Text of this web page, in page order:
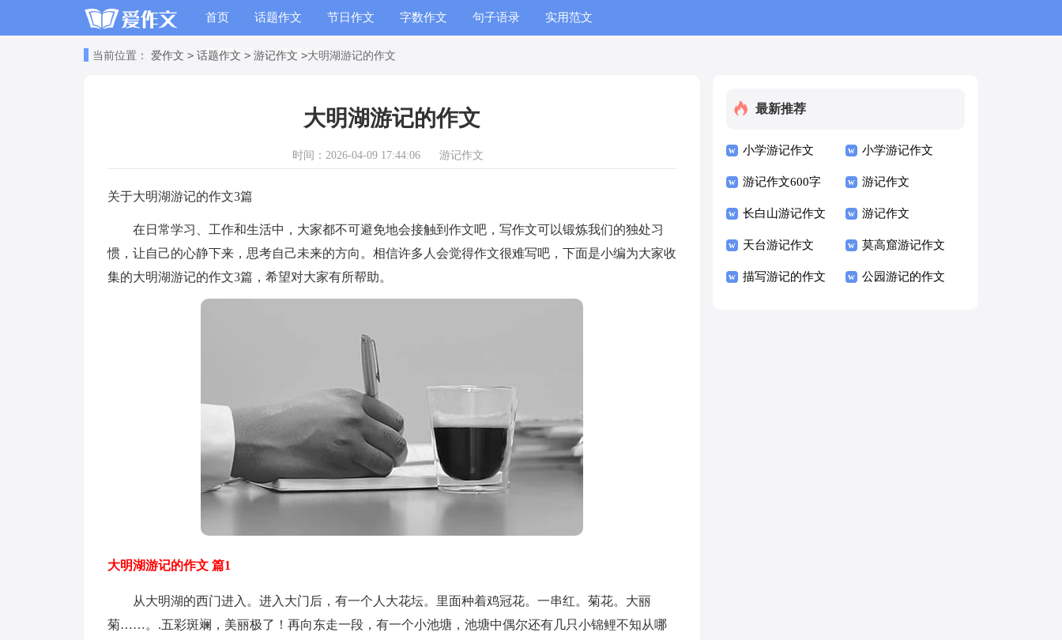
首页 话题作文 节日作文 字数作文 句子语录 实用范文
读书笔记 读书心得
当前位置： 爱作文 > 话题作文 > 游记作文 >大明湖游记的作文
大明湖游记的作文
时间：2026-04-09 17:44:06 游记作文
关于大明湖游记的作文3篇
在日常学习、工作和生活中，大家都不可避免地会接触到作文吧，写作文可以锻炼我们的独处习
惯，让自己的心静下来，思考自己未来的方向。相信许多人会觉得作文很难写吧，下面是小编为大家收
集的大明湖游记的作文3篇，希望对大家有所帮助。
大明湖游记的作文 篇1
从大明湖的西门进入。进入大门后，有一个人大花坛。里面种着鸡冠花。一串红。菊花。大丽
菊……。.五彩斑斓，美丽极了！再向东走一段，有一个小池塘，池塘中偶尔还有几只小锦鲤不知从哪
最新推荐
小学游记作文 小学游记作文
游记作文600字 游记作文
长白山游记作文 游记作文
天台游记作文 莫高窟游记作文
描写游记的作文 公园游记的作文